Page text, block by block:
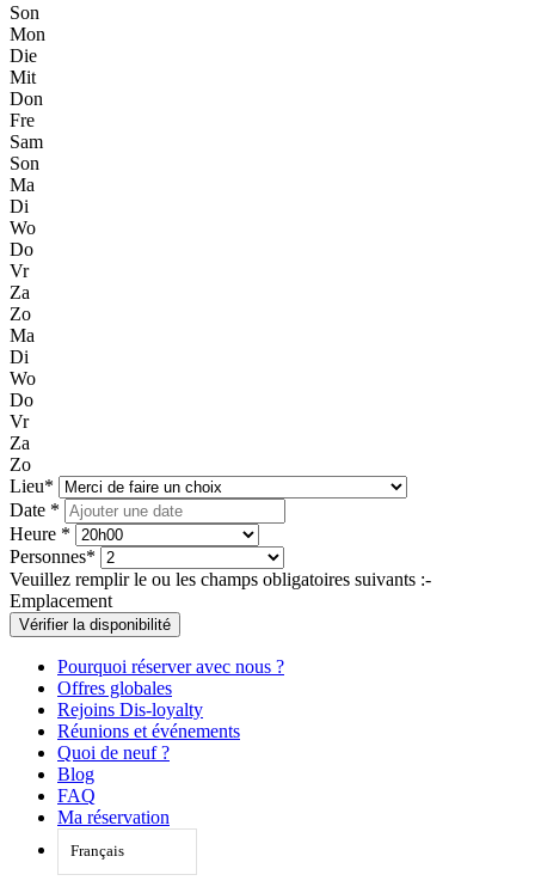
Son
Mon
Die
Mit
Don
Fre
Sam
Son
Ma
Di
Wo
Do
Vr
Za
Zo
Ma
Di
Wo
Do
Vr
Za
Zo
Lieu*
Date *
Heure *
Personnes*
Veuillez remplir le ou les champs obligatoires suivants :-
Emplacement
Vérifier la disponibilité
Pourquoi réserver avec nous ?
Offres globales
Rejoins Dis-loyalty
Réunions et événements
Quoi de neuf ?
Blog
FAQ
Ma réservation
Français